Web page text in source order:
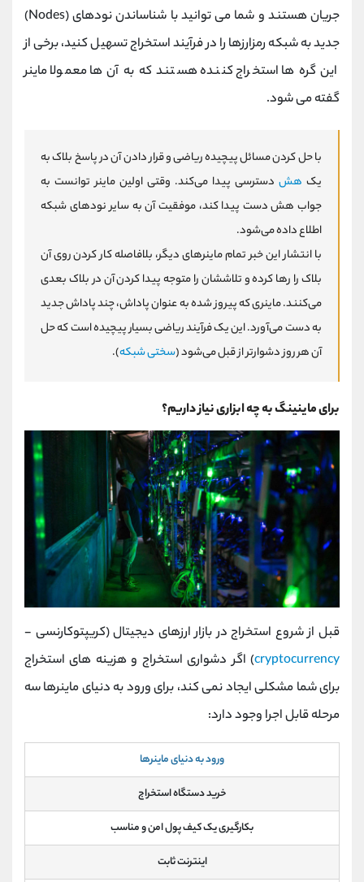
جریان هستند و شما می توانید با شناساندن نودهای (Nodes)
جدید به شبکه رمزارزها را در فرآیند استخراج تسهیل کنید، برخی از
این گره ها استخراج کننده هستند که به آن ها معمولا ماینر
گفته می شود.
با حل کردن مسائل پیچیده ریاضی و قرار دادن آن در پاسخ بلاک به
یک هش دسترسی پیدا می‌کند. وقتی اولین ماینر توانست به
جواب هش دست پیدا کند، موفقیت آن به سایر نودهای شبکه
اطلاع داده می‌شود.
با انتشار این خبر تمام ماینرهای دیگر، بلافاصله کار کردن روی آن
بلاک را رها کرده و تلاششان را متوجه پیدا کردن آن در بلاک بعدی
می‌کنند. ماینری که پیروز شده به عنوان پاداش، چند پاداش جدید
به دست می‌آورد. این یک فرآیند ریاضی بسیار پیچیده است که حل
آن هر روز دشوارتر از قبل می‌شود (سختی شبکه).
برای ماینینگ به چه ابزاری نیاز داریم؟
قبل از شروع استخراج در بازار ارزهای دیجیتال (کریپتوکارنسی -
cryptocurrency) اگر دشواری استخراج و هزینه های استخراج
برای شما مشکلی ایجاد نمی کند، برای ورود به دنیای ماینرها سه
مرحله قابل اجرا وجود دارد:
ورود به دنیای ماینرها
خرید دستگاه استخراج
بکارگیری یک کیف پول امن و مناسب
اینترنت ثابت